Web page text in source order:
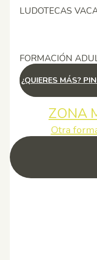
LUDOTECAS
FORMACIÓN
¿QUIERES MÁS?
ZONA
Otra